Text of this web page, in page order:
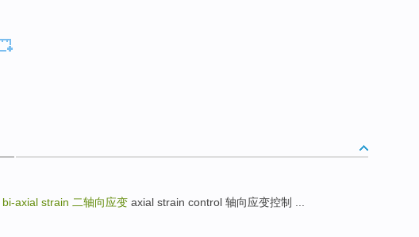
bi-axial strain 二轴向应变 axial strain control 轴向应变控制 ...